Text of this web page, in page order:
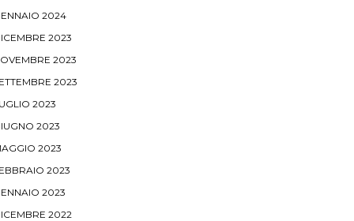
2024
2023
2023
2023
2023
2023
2023
2023
2023
2022